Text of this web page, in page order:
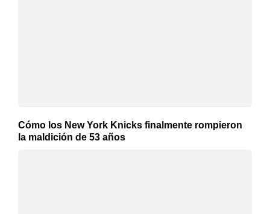
Cómo los New York Knicks finalmente rompieron
la maldición de 53 años